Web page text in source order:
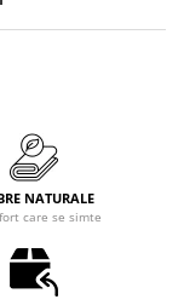
NATURALE
care se simte